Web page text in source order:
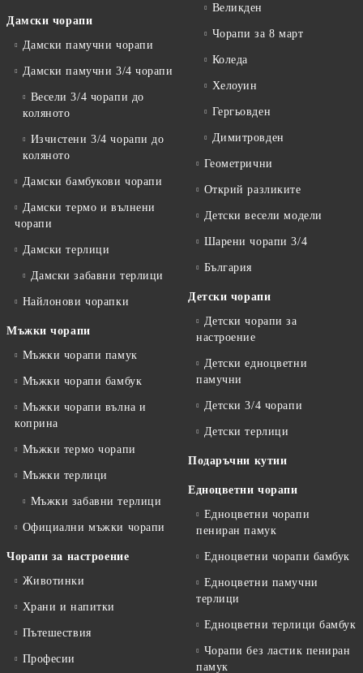
Дамски чорапи
Дамски памучни чорапи
Дамски памучни 3/4 чорапи
Весели 3/4 чорапи до
коляното
Изчистени 3/4 чорапи до
коляното
Дамски бамбукови чорапи
Дамски термо и вълнени
чорапи
Дамски терлици
Дамски забавни терлици
Найлонови чорапки
Мъжки чорапи
Мъжки чорапи памук
Мъжки чорапи бамбук
Мъжки чорапи вълна и
коприна
Мъжки термо чорапи
Мъжки терлици
Мъжки забавни терлици
Официални мъжки чорапи
Чорапи за настроение
Животинки
Храни и напитки
Пътешествия
Професии
Великден
Чорапи за 8 март
Коледа
Хелоуин
Гергьовден
Димитровден
Геометрични
Открий разликите
Детски весели модели
Шарени чорапи 3/4
България
Детски чорапи
Детски чорапи за
настроение
Детски едноцветни
памучни
Детски 3/4 чорапи
Детски терлици
Подаръчни кутии
Едноцветни чорапи
Едноцветни чорапи
пениран памук
Едноцветни чорапи бамбук
Едноцветни памучни
терлици
Едноцветни терлици бамбук
Чорапи без ластик пениран
памук